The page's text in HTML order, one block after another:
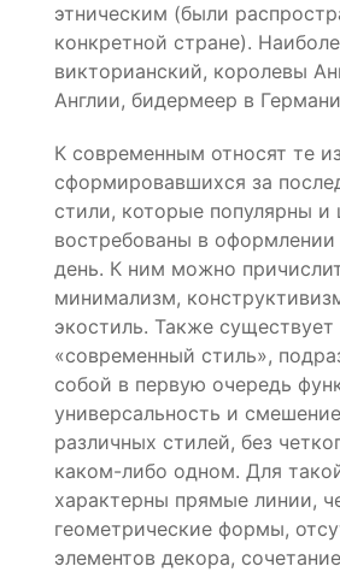
этническим (были
конкретной стране).
викторианский, королевы
Англии, бидермеер в
К современным относят те
сформировавшихся за
стили, которые популярны и
востребованы в
день. К ним можно
минимализм,
экостиль. Также
«современный стиль»,
собой в первую очередь
универсальность и
различных стилей, без
каком-либо одном. Для
характерны прямые линии,
геометрические формы,
элементов декора,